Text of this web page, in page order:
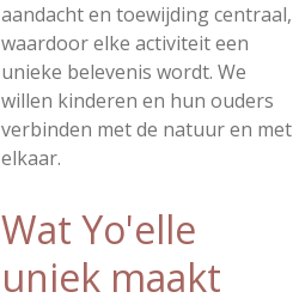
aandacht en toewijding centraal,
waardoor elke activiteit een
unieke belevenis wordt. We
willen kinderen en hun ouders
verbinden met de natuur en met
elkaar.
Wat Yo'elle
uniek maakt